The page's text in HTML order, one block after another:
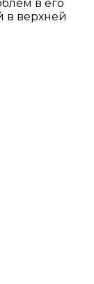
в его
в ​​верхней